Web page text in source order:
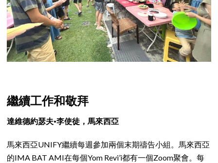
繼續工作和敬拜
達維德約瑟夫·李使徒，馬來西亞
馬來西亞UNIFY繼續每週參加兩個末期禱告小組。馬來西亞
的IMA BAT AMI在每個Yom Revi’i都有一個Zoom聚會。每